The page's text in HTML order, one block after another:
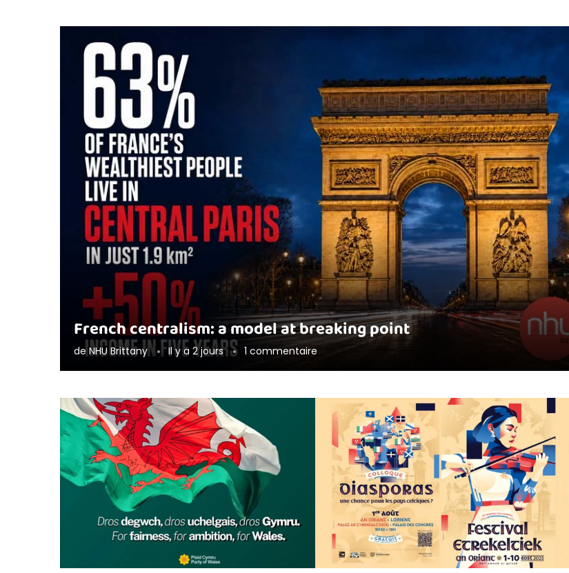
French centralism: a model at breaking point
de NHU Brittany Il y a 2 jours 1 commentaire